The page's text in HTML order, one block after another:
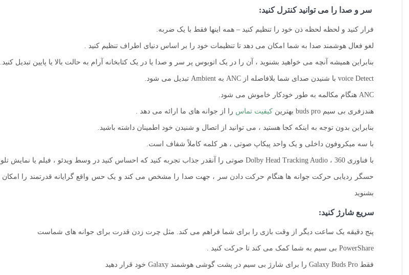
سر و صدا را می توانید کنترل کنید:
فرار کنید و لحظه لحظه ذن خود را تنظیم کنید – همه اینها فقط با یک ضربه.
لغو فعال هوشمند صدا به شما امکان می دهد تا تنظیمات خود را بر اساس دنیای اطراف تنظیم کنید .
بنابراین همیشه آنچه می خواهید بشنوید ، آن را در یک اتوبوس پر سر و صدا یا در یک کتابخانه آرام به حالت بالا یا پایین تبدیل کنید.
voice Detect با شنیدن صدای شما بلافاصله از ANC به Ambient تبدیل می شود.
ANC هنگام مکالمه به طور خودکار خاموش می شود.
هندزفری بی سیم buds pro بهترین کیفیت تماس را از جوانه های ما ارائه می دهد .
بنابراین بدون توجه به اینکه کجا هستید ، می توانید از اتصال و شنیدن خود اطمینان داشته باشید.
با سه میکروفون داخلی و یک واحد پیکاپ صوتی ، هر کلمه کاملاً شفاف است.
با فناوری Dolby Head Tracking Audio ، 360 صوتی را آنقدر جذاب تجربه کنید که احساس کنید در وسط ویدئو ، فیلم یا نمایش تلویزیونی مورد علاقه خود قرار دارید.
بشنوید
سریع شارژ کنید:
پنج دقیقه یک ساعت دیگر از وقت بازی را برای شما فراهم می کند. مثل چرت زدن قدرت برای جوانه های شماست
PowerShare بی سیم به شما کمک می کند تا حرکت کنید .
فقط Galaxy Buds Pro را برای شارژ بی سیم در پشت گوشی هوشمند Galaxy خود قرار دهید